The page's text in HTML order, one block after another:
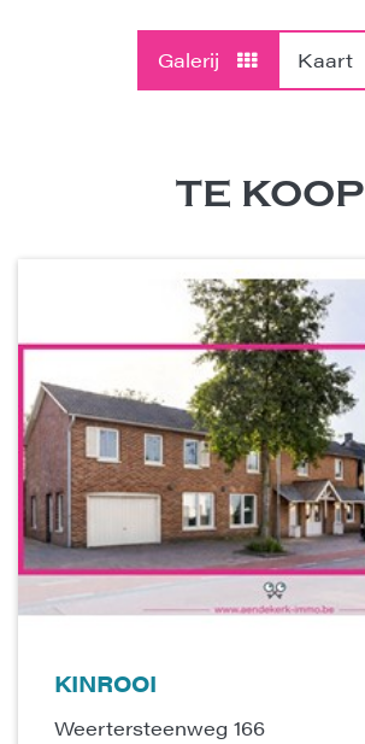
Galerij Kaart
TE KOOP
KINROOI
Weertersteenweg 166